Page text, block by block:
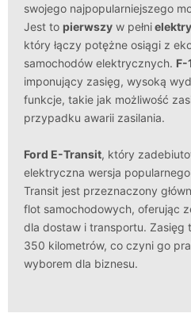
swojego najpopularniejszego
Jest to pierwszy w pełni
który łączy potężne osiągi z
samochodów elektrycznych. F-
imponujący zasięg, wysoką
funkcje, takie jak możliwość
przypadku awarii zasilania.
Ford E-Transit, który
elektryczna wersja
Transit jest przeznaczony
flot samochodowych, oferując
dla dostaw i transportu. Zasięg
350 kilometrów, co czyni go
wyborem dla biznesu.